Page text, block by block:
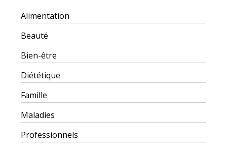
Alimentation
Beauté
Bien-être
Diététique
Famille
Maladies
Professionnels